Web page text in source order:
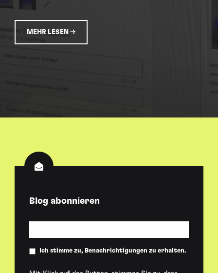
MEHR LESEN →
Blog abonnieren
Ich stimme zu, Benachrichtigungen zu erhalten.